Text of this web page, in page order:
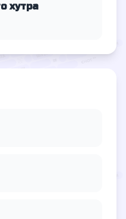
хутра